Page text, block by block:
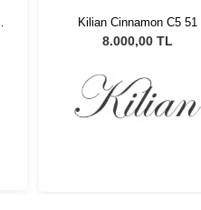
Kilian Cinnamon C5 51
8.000,00 TL